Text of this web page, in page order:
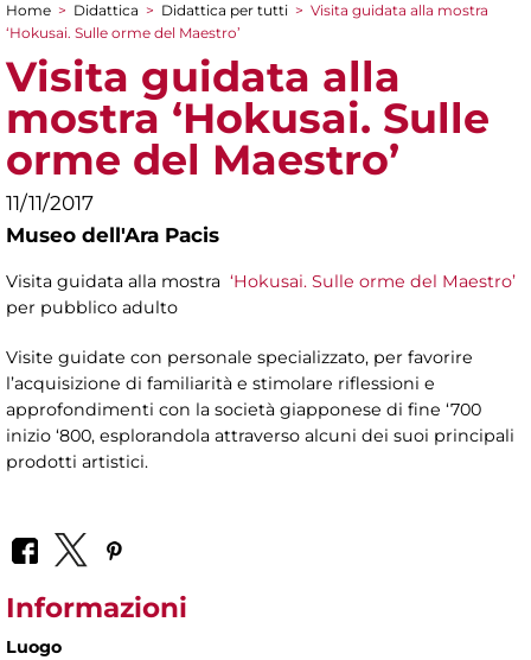
Tu sei qui
Home > Didattica > Didattica per tutti > Visita guidata alla mostra
‘Hokusai. Sulle orme del Maestro’
Visita guidata alla
mostra ‘Hokusai. Sulle
orme del Maestro’
11/11/2017
Museo dell'Ara Pacis
Visita guidata alla mostra ‘Hokusai. Sulle orme del Maestro’
per pubblico adulto
Visite guidate con personale specializzato, per favorire
l’acquisizione di familiarità e stimolare riflessioni e
approfondimenti con la società giapponese di fine ‘700
inizio ‘800, esplorandola attraverso alcuni dei suoi principali
prodotti artistici.
Informazioni
Luogo